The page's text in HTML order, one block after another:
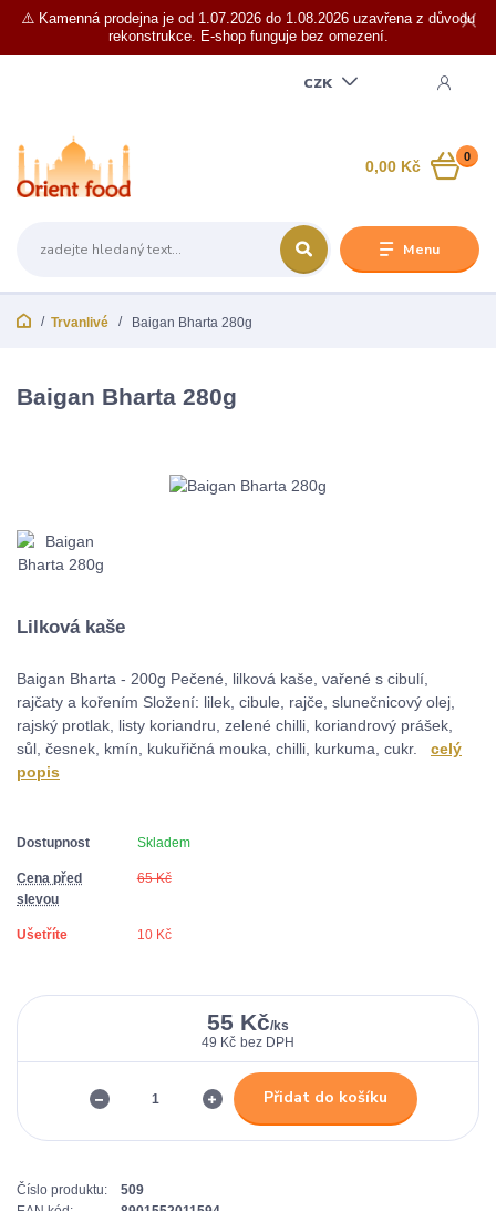
⚠️ Kamenná prodejna je od 1.07.2026 do 1.08.2026 uzavřena z důvodu
rekonstrukce. E-shop funguje bez omezení.
Menu
CZK
0
0,00 Kč
Trvanlivé Baigan Bharta 280g
Baigan Bharta 280g
Lilková kaše
Baigan Bharta - 200g Pečené, lilková kaše, vařené s cibulí,
rajčaty a kořením Složení: lilek, cibule, rajče, slunečnicový olej,
rajský protlak, listy koriandru, zelené chilli, koriandrový prášek,
sůl, česnek, kmín, kukuřičná mouka, chilli, kurkuma, cukr. celý
popis
Dostupnost Skladem
Cena před
slevou
65 Kč
Ušetříte 10 Kč
55 Kč/ks
49 Kč bez DPH
Přidat do košíku
Číslo produktu:
509